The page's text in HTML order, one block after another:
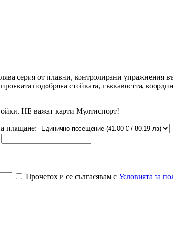
серия от плавни, контролирани
подобрява стойката, гъвкавостта,
НЕ важат карти Мултиспорт!
плащане:
Прочетох и се сългасявам с Условията за